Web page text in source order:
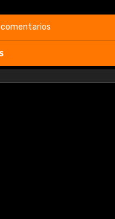
comentarios